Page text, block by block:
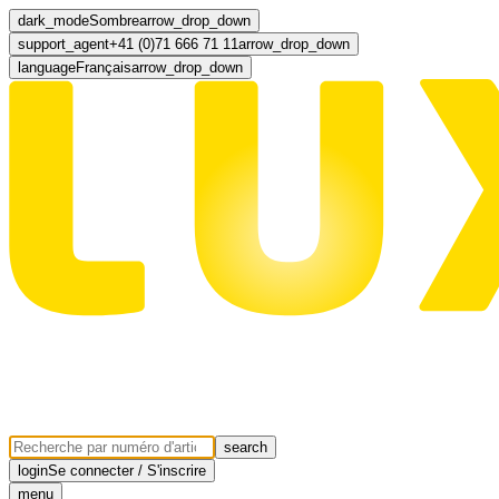
dark_modeSombrearrow_drop_down
support_agent+41 (0)71 666 71 11arrow_drop_down
languageFrançaisarrow_drop_down
search
loginSe connecter / S'inscrire
menu